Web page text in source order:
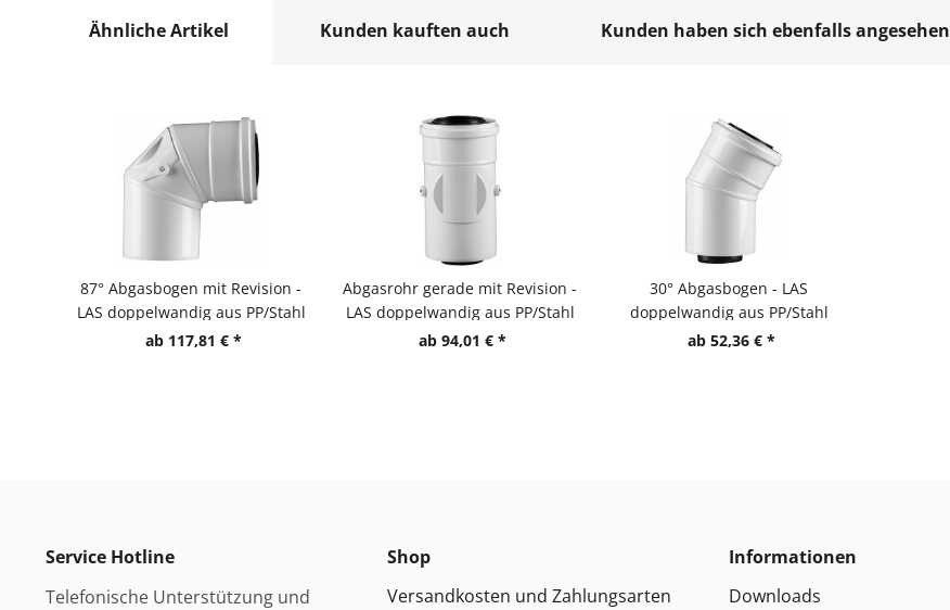
Ähnliche Artikel Kunden kauften auch Kunden haben sich ebenfalls angesehen
87° Abgasbogen mit Revision -
LAS doppelwandig aus PP/Stahl
ab 117,81 € *
Abgasrohr gerade mit Revision -
LAS doppelwandig aus PP/Stahl
ab 94,01 € *
30° Abgasbogen - LAS
doppelwandig aus PP/Stahl
ab 52,36 € *
Service Hotline
Telefonische Unterstützung und
Shop
Versandkosten und Zahlungsarten
Informationen
Downloads